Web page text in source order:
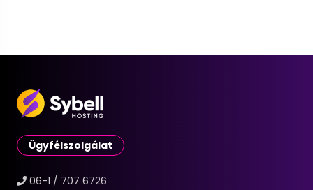
Ügyfélszolgálat
06-1 / 707 6726